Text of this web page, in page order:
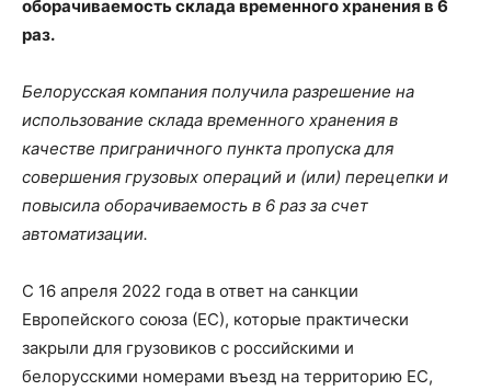
оборачиваемость склада временного хранения в 6
раз.
Белорусская компания получила разрешение на
использование склада временного хранения в
качестве приграничного пункта пропуска для
совершения грузовых операций и (или) перецепки и
повысила оборачиваемость в 6 раз за счет
автоматизации.
С 16 апреля 2022 года в ответ на санкции
Европейского союза (ЕС), которые практически
закрыли для грузовиков с российскими и
белорусскими номерами въезд на территорию ЕС,